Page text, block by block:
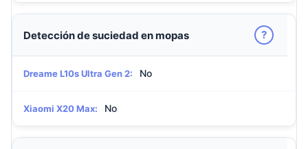
Detección de suciedad en mopas ?
Dreame L10s Ultra Gen 2: No
Xiaomi X20 Max: No